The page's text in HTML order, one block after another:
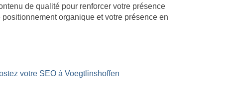
de qualité pour renforcer votre présence
organique et votre présence en
votre SEO à Voegtlinshoffen